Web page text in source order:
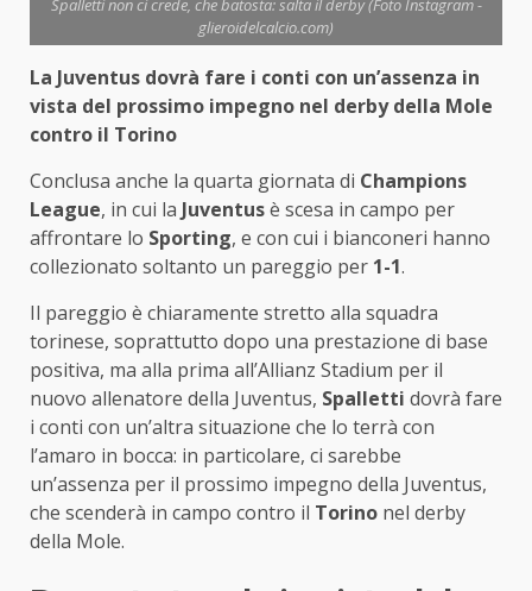
Spalletti non ci crede, che batosta: salta il derby (Foto Instagram -
glieroidelcalcio.com)
La Juventus dovrà fare i conti con un’assenza in
vista del prossimo impegno nel derby della Mole
contro il Torino
Conclusa anche la quarta giornata di Champions
League, in cui la Juventusè scesa in campo per
affrontare lo Sporting, e con cui i bianconeri hanno
collezionato soltanto un pareggio per 1-1.
Il pareggio è chiaramente stretto alla squadra
torinese, soprattutto dopo una prestazione di base
positiva, ma alla prima all’Allianz Stadium per il
nuovo allenatore della Juventus, Spalletti dovrà fare
i conti con un’altra situazione che lo terrà con
l’amaro in bocca: in particolare, ci sarebbe
un’assenza per il prossimo impegno della Juventus,
che scenderà in campo contro il Torino nel derby
della Mole.